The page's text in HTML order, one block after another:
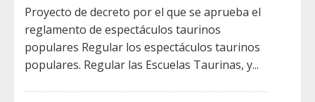
Proyecto de decreto por el que se aprueba el
reglamento de espectáculos taurinos
populares Regular los espectáculos taurinos
populares. Regular las Escuelas Taurinas, y...